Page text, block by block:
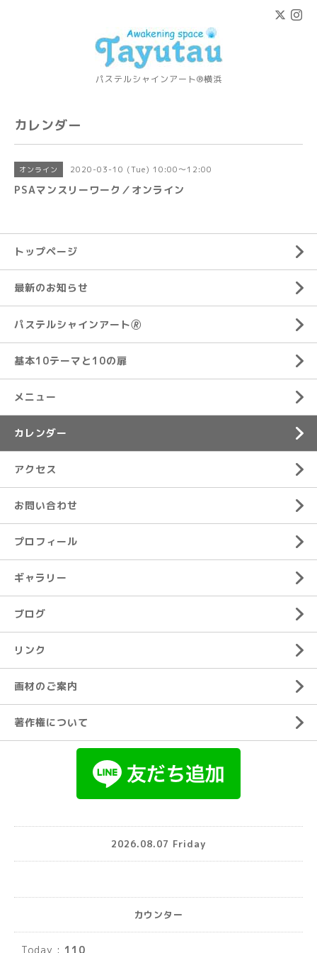
パステルシャインアート®横浜
カレンダー
オンライン 2020-03-10 (Tue) 10:00～12:00
PSAマンスリーワーク／オンライン
トップページ
最新のお知らせ
パステルシャインアート🄬
基本10テーマと10の扉
メニュー
カレンダー
アクセス
お問い合わせ
プロフィール
ギャラリー
ブログ
リンク
画材のご案内
著作権について
2026.08.07 Friday
カウンター
Today : 110